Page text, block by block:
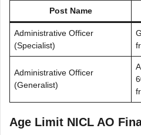
Post Name
Administrative Officer
(Specialist)
Administrative Officer
(Generalist)
Age Limit NICL AO